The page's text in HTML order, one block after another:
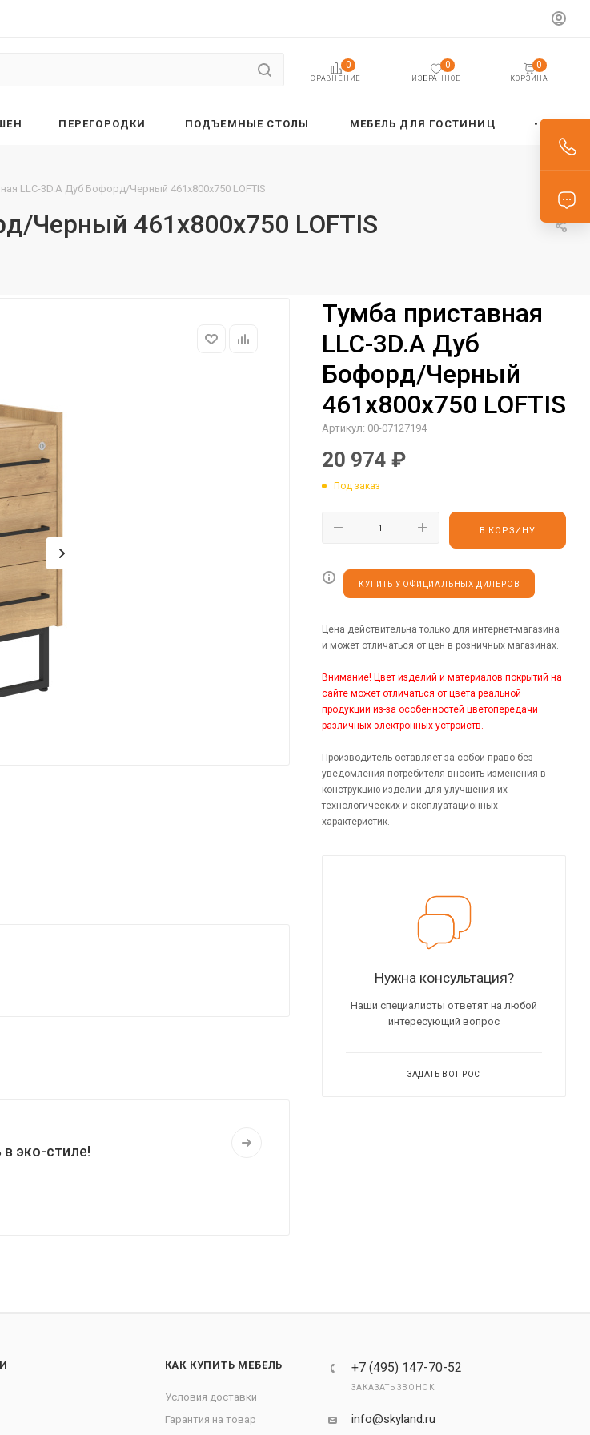
СРАВНЕНИЕ
0
ИЗБРАННОЕ
0
КОРЗИНА
0
ПЕРЕГОРОДКИ ПОДЪЕМНЫЕ СТОЛЫ МЕБЕЛЬ ДЛЯ ГОСТИНИЦ
LLC-3D.A Дуб Бофорд/Черный 461х800х750 LOFTIS
Черный 461х800х750 LOFTIS
в эко-стиле!
Тумба приставная
LLC-3D.A Дуб
Бофорд/Черный
461х800х750 LOFTIS
Артикул: 00-07127194
20 974 ₽
Под заказ
В КОРЗИНУ
КУПИТЬ У ОФИЦИАЛЬНЫХ ДИЛЕРОВ
Цена действительна только для интернет-магазина
и может отличаться от цен в розничных магазинах.
Внимание! Цвет изделий и материалов покрытий на
сайте может отличаться от цвета реальной
продукции из-за особенностей цветопередачи
различных электронных устройств.
Производитель оставляет за собой право без
уведомления потребителя вносить изменения в
конструкцию изделий для улучшения их
технологических и эксплуатационных
характеристик.
Нужна консультация?
Наши специалисты ответят на любой
интересующий вопрос
ЗАДАТЬ ВОПРОС
КАК КУПИТЬ МЕБЕЛЬ
Условия доставки
Гарантия на товар
+7 (495) 147-70-52
ЗАКАЗАТЬ ЗВОНОК
info@skyland.ru